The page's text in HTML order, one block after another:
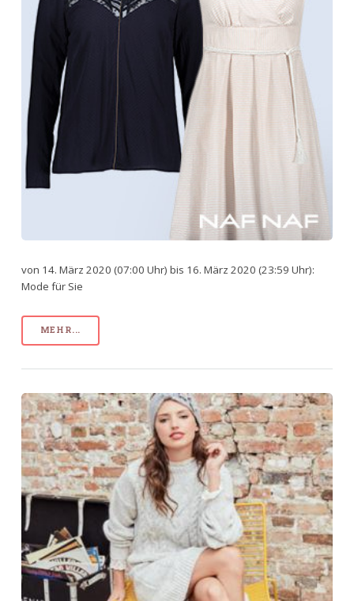
von 14. März 2020 (07:00 Uhr) bis 16. März 2020 (23:59 Uhr):
Mode für Sie
MEHR...